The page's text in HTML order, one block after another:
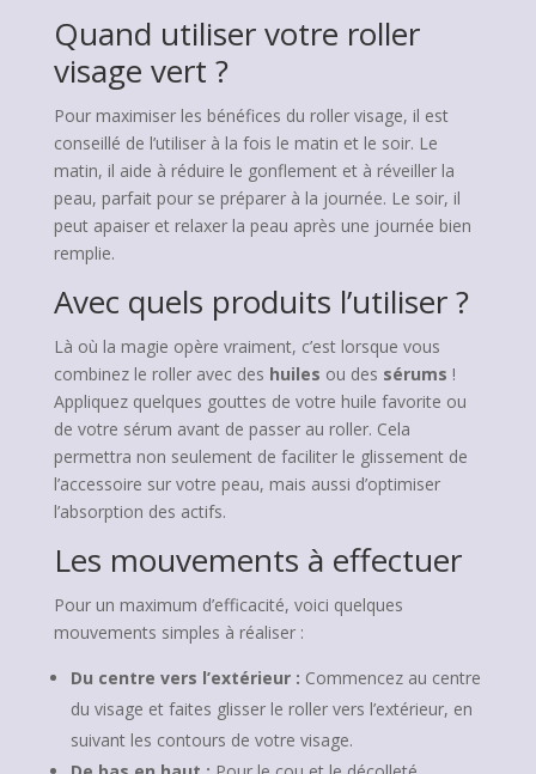
Quand utiliser votre roller
visage vert ?
Pour maximiser les bénéfices du roller visage, il est
conseillé de l’utiliser à la fois le matin et le soir. Le
matin, il aide à réduire le gonflement et à réveiller la
peau, parfait pour se préparer à la journée. Le soir, il
peut apaiser et relaxer la peau après une journée bien
remplie.
Avec quels produits l’utiliser ?
Là où la magie opère vraiment, c’est lorsque vous
combinez le roller avec des huiles ou des sérums !
Appliquez quelques gouttes de votre huile favorite ou
de votre sérum avant de passer au roller. Cela
permettra non seulement de faciliter le glissement de
l’accessoire sur votre peau, mais aussi d’optimiser
l’absorption des actifs.
Les mouvements à effectuer
Pour un maximum d’efficacité, voici quelques
mouvements simples à réaliser :
Du centre vers l’extérieur : Commencez au centre
du visage et faites glisser le roller vers l’extérieur, en
suivant les contours de votre visage.